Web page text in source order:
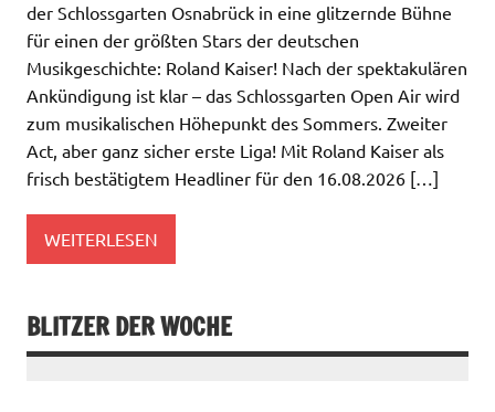
der Schlossgarten Osnabrück in eine glitzernde Bühne
für einen der größten Stars der deutschen
Musikgeschichte: Roland Kaiser! Nach der spektakulären
Ankündigung ist klar – das Schlossgarten Open Air wird
zum musikalischen Höhepunkt des Sommers. Zweiter
Act, aber ganz sicher erste Liga! Mit Roland Kaiser als
frisch bestätigtem Headliner für den 16.08.2026 […]
WEITERLESEN
BLITZER DER WOCHE